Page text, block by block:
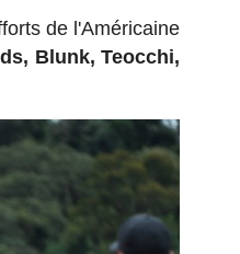
de l'Américaine
Blunk, Teocchi,